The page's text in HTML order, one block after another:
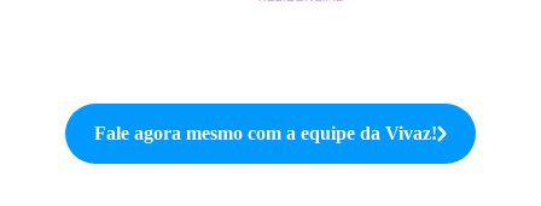
Fale agora mesmo com a equipe da Vivaz!